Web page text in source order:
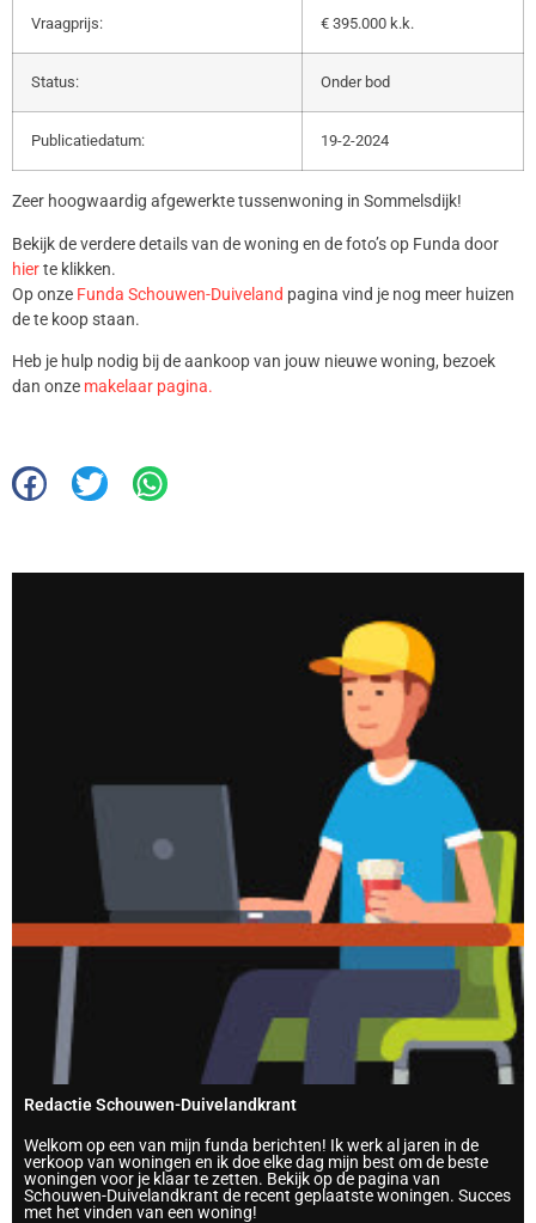
Vraagprijs: € 395.000 k.k.
Status: Onder bod
Publicatiedatum: 19-2-2024
Zeer hoogwaardig afgewerkte tussenwoning in Sommelsdijk!
Bekijk de verdere details van de woning en de foto’s op Funda door
hierte klikken.
Op onze Funda Schouwen-Duiveland pagina vind je nog meer huizen
de te koop staan.
Heb je hulp nodig bij de aankoop van jouw nieuwe woning, bezoek
dan onze makelaar pagina.
Redactie Schouwen-Duivelandkrant
Welkom op een van mijn funda berichten! Ik werk al jaren in de
verkoop van woningen en ik doe elke dag mijn best om de beste
woningen voor je klaar te zetten. Bekijk op de pagina van
Schouwen-Duivelandkrant de recent geplaatste woningen. Succes
met het vinden van een woning!